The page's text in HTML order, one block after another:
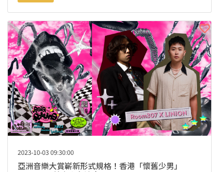
2023-10-03 09:30:00
亞洲音樂大賞嶄新形式規格！香港「懷舊少男」